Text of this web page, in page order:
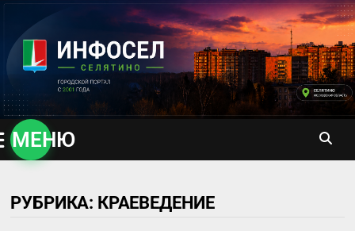
содержимому
МЕНЮ
РУБРИКА: КРАЕВЕДЕНИЕ